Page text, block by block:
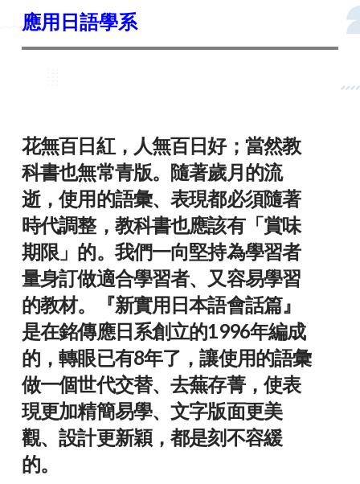
應用日語學系
花無百日紅，人無百日好；當然教
科書也無常青版。隨著歲月的流
逝，使用的語彙、表現都必須隨著
時代調整，教科書也應該有「賞味
期限」的。我們一向堅持為學習者
量身訂做適合學習者、又容易學習
的教材。『新實用日本語會話篇』
是在銘傳應日系創立的1996年編成
的，轉眼已有8年了，讓使用的語彙
做一個世代交替、去蕪存菁，使表
現更加精簡易學、文字版面更美
觀、設計更新穎，都是刻不容緩
的。